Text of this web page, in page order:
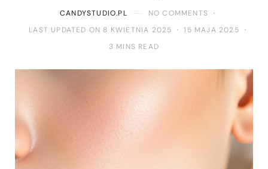
CANDYSTUDIO.PL
NO COMMENTS
LAST UPDATED ON 8 KWIETNIA 2025
15 MAJA 2025
3 MINS READ